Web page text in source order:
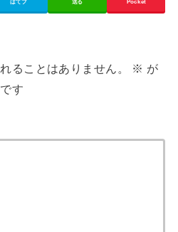
はてブ 送る Pocket
ることはありません。 ※ が
す